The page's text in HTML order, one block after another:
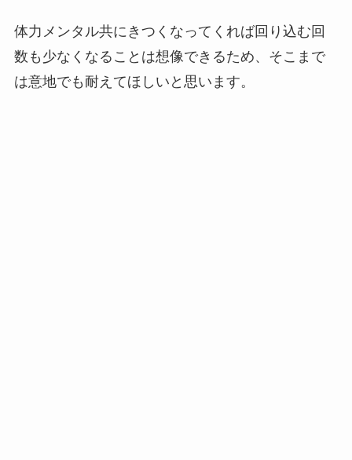
体力メンタル共にきつくなってくれば回り込む回
数も少なくなることは想像できるため、そこまで
は意地でも耐えてほしいと思います。